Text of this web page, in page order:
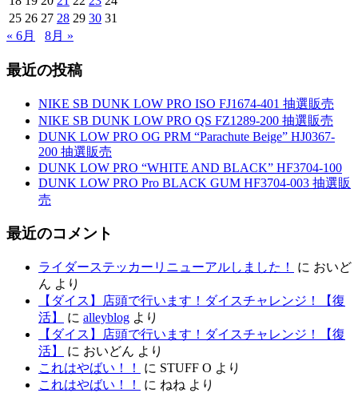
25 26 27 28 29 30 31
« 6月
8月 »
最近の投稿
NIKE SB DUNK LOW PRO ISO FJ1674-401 抽選販売
NIKE SB DUNK LOW PRO QS FZ1289-200 抽選販売
DUNK LOW PRO OG PRM “Parachute Beige” HJ0367-
200 抽選販売
DUNK LOW PRO “WHITE AND BLACK” HF3704-100
DUNK LOW PRO Pro BLACK GUM HF3704-003 抽選販
売
最近のコメント
ライダーステッカーリニューアルしました！ に おいど
ん より
【ダイス】店頭で行います！ダイスチャレンジ！【復
活】
に alleyblog より
【ダイス】店頭で行います！ダイスチャレンジ！【復
活】
に おいどん より
これはやばい！！
に STUFF O より
これはやばい！！
に ねね より